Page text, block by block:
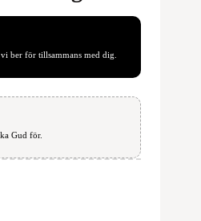
ber för tillsammans med dig.
Gud för.